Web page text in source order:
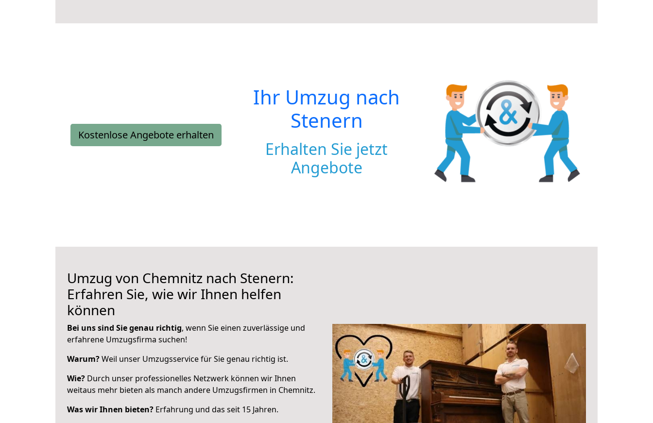
Kostenlose Angebote erhalten
Ihr Umzug nach
Stenern
Erhalten Sie jetzt
Angebote
Umzug von Chemnitz nach Stenern:
Erfahren Sie, wie wir Ihnen helfen
können
Bei uns sind Sie genau richtig, wenn Sie einen zuverlässige und
erfahrene Umzugsfirma suchen!
Warum?Weil unser Umzugsservice für Sie genau richtig ist.
Wie? Durch unser professionelles Netzwerk können wir Ihnen
weitaus mehr bieten als manch andere Umzugsfirmen in Chemnitz.
Was wir Ihnen bieten? Erfahrung und das seit 15 Jahren.